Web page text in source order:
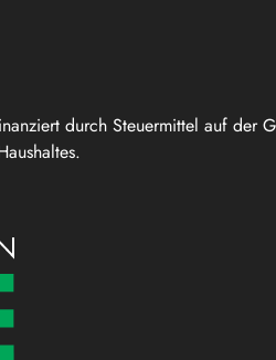
durch Steuermittel auf der